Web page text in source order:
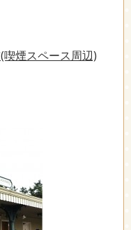
煙スペース周辺)